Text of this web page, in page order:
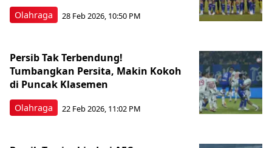
Olahraga 28 Feb 2026, 10:50 PM
Olahraga
Persib Tak Terbendung!
Tumbangkan Persita, Makin Kokoh
di Puncak Klasemen
22 Feb 2026, 11:02 PM